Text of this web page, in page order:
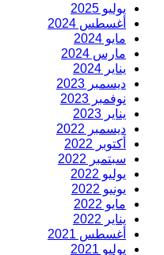
يوليو 2025
أغسطس 2024
مايو 2024
مارس 2024
يناير 2024
ديسمبر 2023
نوفمبر 2023
يناير 2023
ديسمبر 2022
أكتوبر 2022
سبتمبر 2022
يوليو 2022
يونيو 2022
مايو 2022
يناير 2022
أغسطس 2021
يوليو 2021